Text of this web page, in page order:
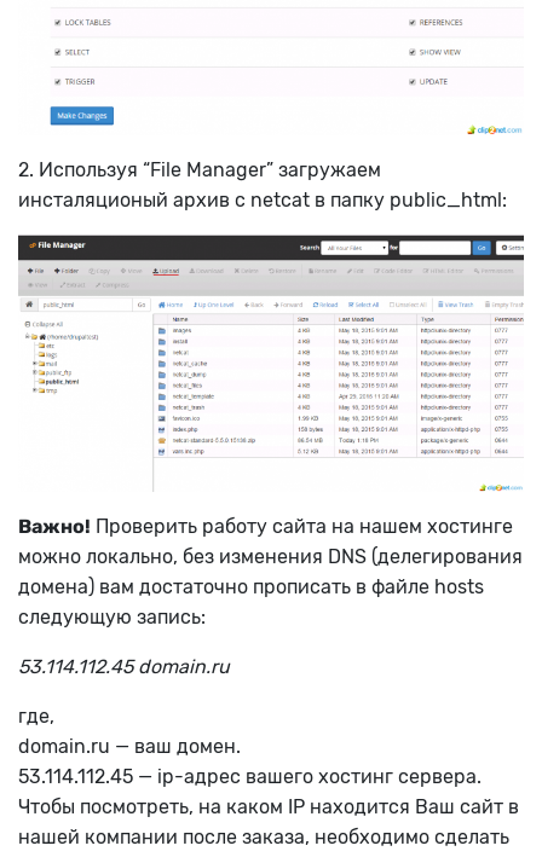
2. Используя “File Manager” загружаем
инсталяционый архив с netcat в папку public_html:
Важно! Проверить работу сайта на нашем хостинге
можно локально, без изменения DNS (делегирования
домена) вам достаточно прописать в файле hosts
следующую запись:
53.114.112.45 domain.ru
где,
domain.ru — ваш домен.
53.114.112.45 — ip-адрес вашего хостинг сервера.
Чтобы посмотреть, на каком IP находится Ваш сайт в
нашей компании после заказа, необходимо сделать